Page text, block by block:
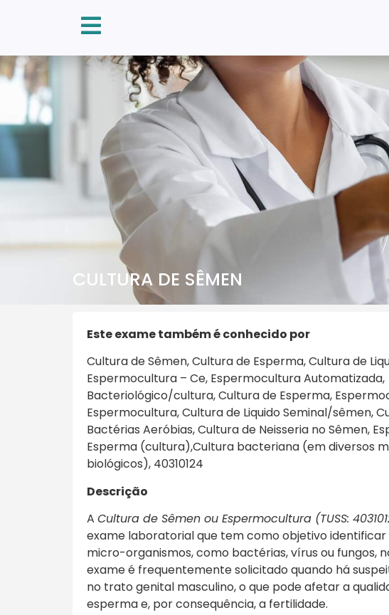
CULTURA DE SÊMEN
Este exame também é conhecido por
Cultura de Sêmen, Cultura de Esperma, Cultura de
Espermocultura – Ce, Espermocultura Automatizada,
Bacteriológico/cultura, Cultura de Esperma,
Espermocultura, Cultura de Liquido Seminal/sêmen,
Bactérias Aeróbias, Cultura de Neisseria no Sêmen,
Esperma (cultura),Cultura bacteriana (em diversos
biológicos), 40310124
Descrição
A Cultura de Sêmen ou Espermocultura (TUSS:
exame laboratorial que tem como objetivo identificar
micro-organismos, como bactérias, vírus ou fungos,
exame é frequentemente solicitado quando há
no trato genital masculino, o que pode afetar a
esperma e, por consequência, a fertilidade.